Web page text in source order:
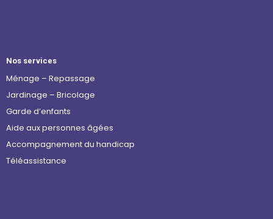
Nos services
Ménage – Repassage
Jardinage – Bricolage
Garde d’enfants
Aide aux personnes âgées
Accompagnement du handicap
Téléassistance